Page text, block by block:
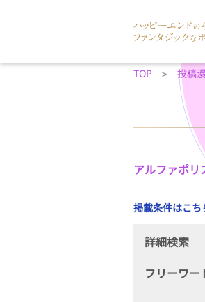
TOP 投稿
アルファポリ
掲載条件はこち
詳細検索
フリーワー